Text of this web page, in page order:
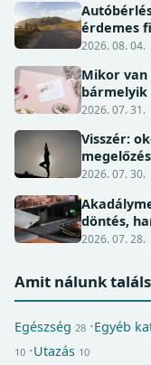
érdemes
2026. 08. 04.
Mikor van
bármelyik
2026. 07. 31.
Visszér:
2026. 07. 30.
döntés,
2026. 07. 28.
Amit nálunk
Egészség 28 Egyéb
10 Utazás 10